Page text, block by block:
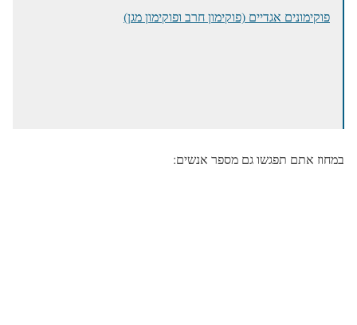
פוקימונים אגדיים (פוקימון חרב ופוקימון מגן)
במחוז אתם תפגשו גם מספר אנשים: